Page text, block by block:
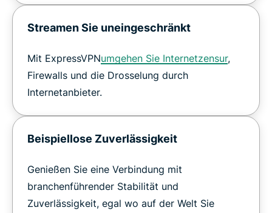
Streamen Sie uneingeschränkt
Mit ExpressVPNumgehen Sie Internetzensur,
Firewalls und die Drosselung durch
Internetanbieter.
Beispiellose Zuverlässigkeit
Genießen Sie eine Verbindung mit
branchenführender Stabilität und
Zuverlässigkeit, egal wo auf der Welt Sie